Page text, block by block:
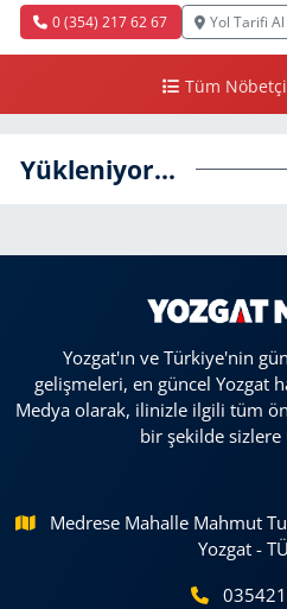
0 (354) 217 62 67 Yol Tarifi Al
Tüm
Yükleniyor...
Yozgat'ın ve Türkiye'nin
gelişmeleri, en güncel Yozgat
Medya olarak, ilinizle ilgili tüm
bir şekilde sizlere
Medrese Mahalle Mahmut
Yozgat -